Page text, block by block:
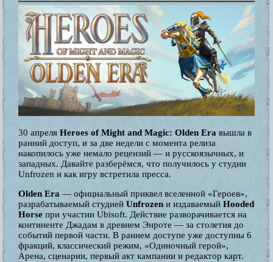
30 апреля Heroes of Might and Magic: Olden Era вышла в
ранний доступ, и за две недели с момента релиза
накопилось уже немало рецензий — и русскоязычных, и
западных. Давайте разберёмся, что получилось у студии
Unfrozen и как игру встретила пресса.
Olden Era — официальный приквел вселенной «Героев»,
разрабатываемый студией Unfrozen и издаваемый Hooded
Horse при участии Ubisoft. Действие разворачивается на
континенте Джадам в древнем Энроте — за столетия до
событий первой части. В раннем доступе уже доступны 6
фракций, классический режим, «Одиночный герой»,
Арена, сценарии, первый акт кампании и редактор карт.